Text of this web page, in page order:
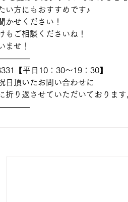
い方にもおすすめです♪
かせください！
もご相談くださいね！
ませ！
【平日10：30～19：30】
日頂いたお問い合わせに
折り返させていただいております